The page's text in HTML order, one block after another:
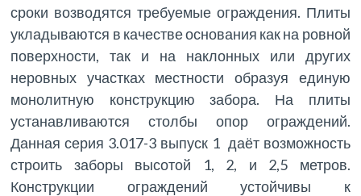
сроки возводятся требуемые ограждения. Плиты
укладываются в качестве основания как на ровной
поверхности, так и на наклонных или других
неровных участках местности образуя единую
монолитную конструкцию забора. На плиты
устанавливаются столбы опор ограждений.
Данная серия 3.017-3 выпуск 1 даёт возможность
строить заборы высотой 1, 2, и 2,5 метров.
Конструкции ограждений устойчивы к